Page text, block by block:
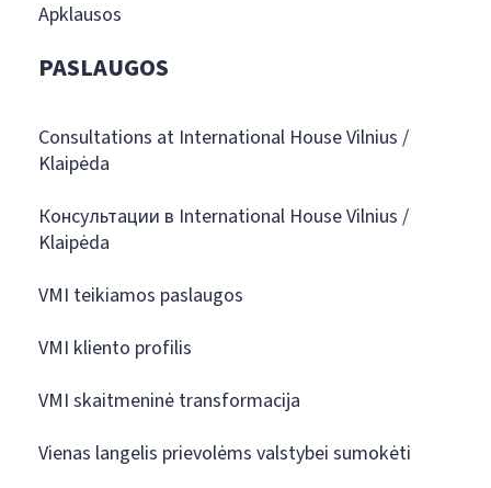
Apklausos
PASLAUGOS
Consultations at International House Vilnius /
Klaipėda
Консультации в International House Vilnius /
Klaipėda
VMI teikiamos paslaugos
VMI kliento profilis
VMI skaitmeninė transformacija
Vienas langelis prievolėms valstybei sumokėti